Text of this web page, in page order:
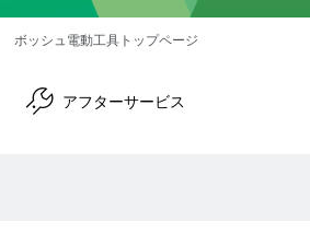
ボッシュ電動工具トップページ
アフターサービス